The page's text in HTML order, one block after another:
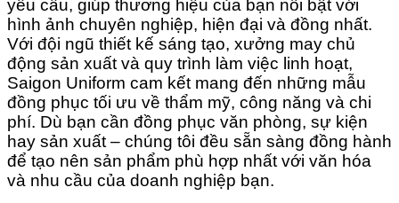
yêu cầu, giúp thương hiệu của bạn nổi bật với
hình ảnh chuyên nghiệp, hiện đại và đồng nhất.
Với đội ngũ thiết kế sáng tạo, xưởng may chủ
động sản xuất và quy trình làm việc linh hoạt,
Saigon Uniform cam kết mang đến những mẫu
đồng phục tối ưu về thẩm mỹ, công năng và chi
phí. Dù bạn cần đồng phục văn phòng, sự kiện
hay sản xuất – chúng tôi đều sẵn sàng đồng hành
để tạo nên sản phẩm phù hợp nhất với văn hóa
và nhu cầu của doanh nghiệp bạn.